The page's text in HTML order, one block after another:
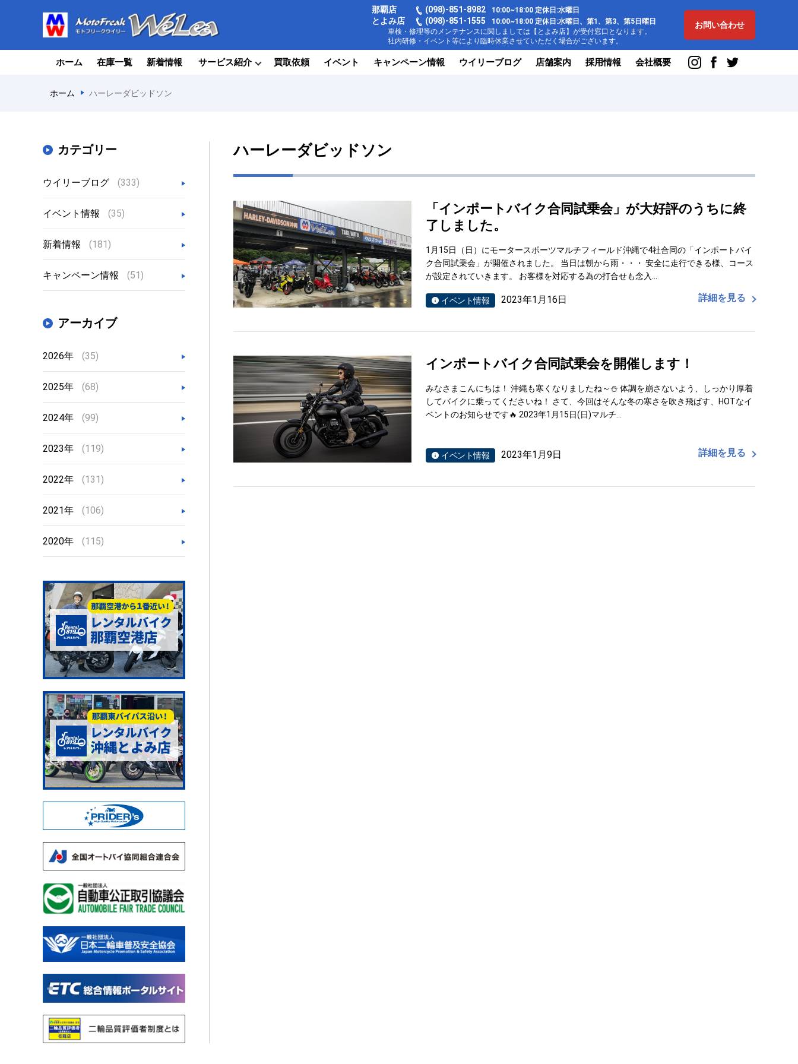
那覇店 (098)-851-8982 10:00~18:00 定休日:水曜日
とよみ店 (098)-851-1555
10:00~18:00 定休日:水曜日、第1、第3、第5日曜日
車検・修理等のメンテナンスに関しましては【とよみ店】が受付窓口となります。
社内研修・イベント等により臨時休業させていただく場合がございます。
お問い合わせ
ホーム 在庫一覧 新着情報 サービス紹介 買取依頼 イベント キャンペーン情報 ウイリーブログ 店舗案内 採用情報 会社概要
ホーム ハーレーダビッドソン
カテゴリー
ウイリーブログ (333)
イベント情報 (35)
新着情報 (181)
キャンペーン情報 (51)
アーカイブ
2026年 (35)
2025年 (68)
2024年 (99)
2023年 (119)
2022年 (131)
2021年 (106)
2020年 (115)
ハーレーダビッドソン
「インポートバイク合同試乗会」が大好評のうちに終
了しました。
1月15日（日）にモータースポーツマルチフィールド沖縄で4社合同の「インポートバイ
ク合同試乗会」が開催されました。 当日は朝から雨・・・ 安全に走行できる様、コース
が設定されていきます。 お客様を対応する為の打合せも念入…
イベント情報 2023年1月16日 詳細を見る
インポートバイク合同試乗会を開催します！
みなさまこんにちは！ 沖縄も寒くなりましたね～⛄ 体調を崩さないよう、しっかり厚着
してバイクに乗ってくださいね！ さて、今回はそんな冬の寒さを吹き飛ばす、HOTなイ
ベントのお知らせです🔥 2023年1月15日(日)マルチ…
イベント情報 2023年1月9日 詳細を見る